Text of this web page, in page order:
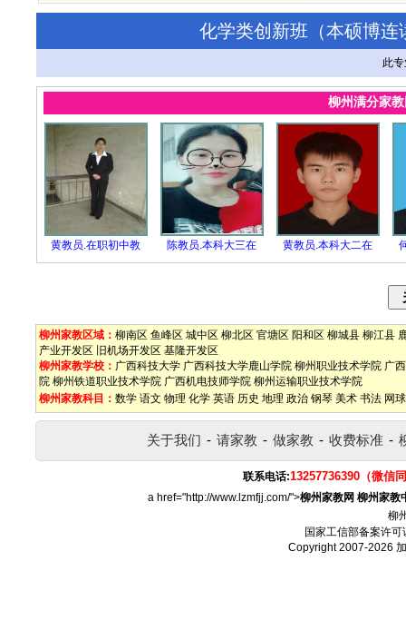
化学类创新班（本硕博连
此
柳州满分家
黄教员.在职初中教 陈教员.本科大三在 黄教员.本科大二在
柳州家教区域： 柳南区 鱼峰区 城中区 柳北区 官塘区 阳和区 柳城县 柳江县
产业开发区
旧机场开发区 基隆开发区
柳州家教学校： 广西科技大学 广西科技大学鹿山学院 柳州职业技术学院 广
院 柳州铁道职业技术学院 广西机电技师学院 柳州运输职业技术学院
柳州家教科目： 数学 语文 物理 化学 英语 历史 地理 政治 钢琴 美术 书法 网球
关于我们 - 请家教 - 做家教 - 收费标准 -
联系电话:13257736390（微信
a href="http://www.lzmfjj.com/">柳州家教网 柳州家教
柳
国家工信部备案许可
Copyright 2007-2026